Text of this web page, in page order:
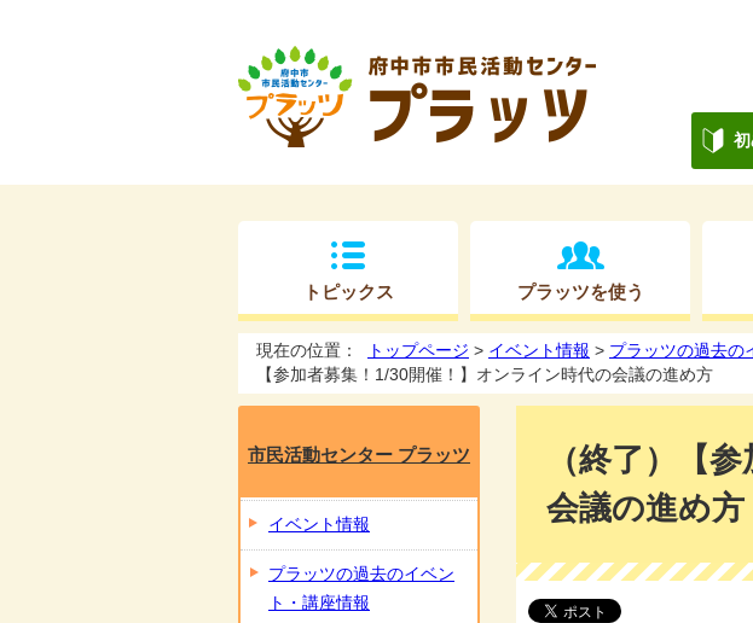
トピックス プラッツを使う
現在の位置： トップページ > イベント情報 > プラッツの過去の
【参加者募集！1/30開催！】オンライン時代の会議の進め方
（終了）【
会議の進め方
市民活動センター プラッツ
イベント情報
プラッツの過去のイベン
ト・講座情報